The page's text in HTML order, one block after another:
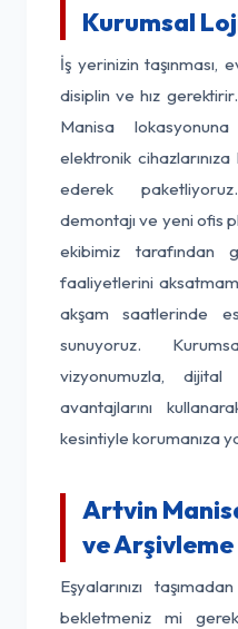
Kurumsal
İş yerinizin taşınması,
disiplin ve hız
Manisa
elektronik
ederek
demontajı ve yeni ofis
ekibimiz tarafından
faaliyetlerini
akşam saatlerinde
sunuyoruz.
vizyonumuzla,
avantajlarını
kesintiyle korumanıza
Artvin
ve Arşivleme
Eşyalarınızı
bekletmeniz mi